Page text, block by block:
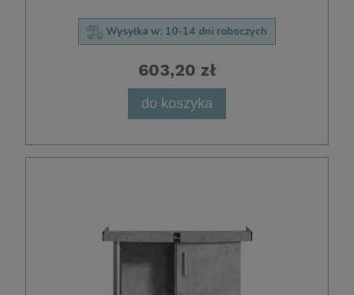
Wysyłka w: 10-14 dni roboczych
603,20 zł
do koszyka